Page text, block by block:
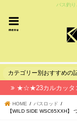
バス釣
menu
カテゴリー別おすすめの
★☆★23カルカッタ
HOME
バスロッド
【WILD SIDE WSC65XXH】